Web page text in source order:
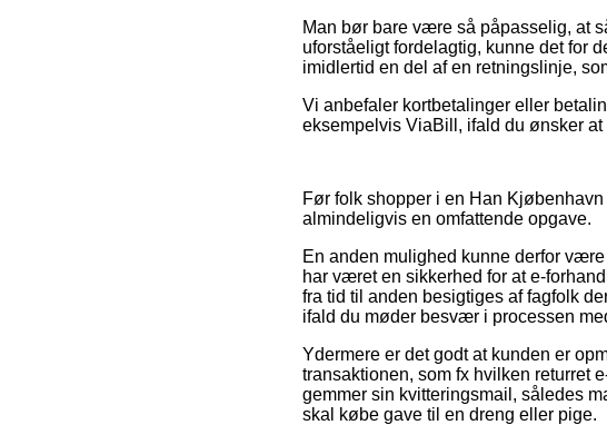
Man bør bare være så påpasselig, at
uforståeligt fordelagtig, kunne det for
imidlertid en del af en retningslinje,
Vi anbefaler kortbetalinger eller
eksempelvis ViaBill, ifald du ønsker
Før folk shopper i en Han
almindeligvis en omfattende opgave.
En anden mulighed kunne derfor
har været en sikkerhed for at e-
fra tid til anden besigtiges af fagfolk
ifald du møder besvær i processen
Ydermere er det godt at kunden er
transaktionen, som fx hvilken returret
gemmer sin kvitteringsmail, således
skal købe gave til en dreng eller pige.